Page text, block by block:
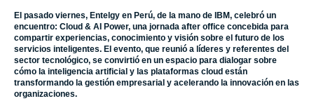
El pasado viernes, Entelgy en Perú, de la mano de IBM, celebró un
encuentro: Cloud & AI Power, una jornada after office concebida para
compartir experiencias, conocimiento y visión sobre el futuro de los
servicios inteligentes. El evento, que reunió a líderes y referentes del
sector tecnológico, se convirtió en un espacio para dialogar sobre
cómo la inteligencia artificial y las plataformas cloud están
transformando la gestión empresarial y acelerando la innovación en las
organizaciones.